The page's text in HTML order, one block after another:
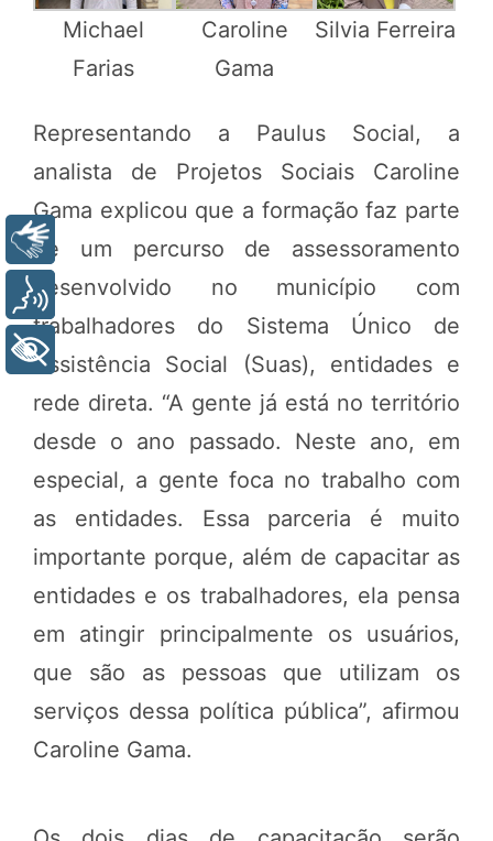
Michael
Farias
Caroline
Gama
Silvia Ferreira
Representando a Paulus Social, a
analista de Projetos Sociais Caroline
Gama explicou que a formação faz parte
de um percurso de assessoramento
desenvolvido no município com
trabalhadores do Sistema Único de
Assistência Social (Suas), entidades e
rede direta. “A gente já está no território
desde o ano passado. Neste ano, em
especial, a gente foca no trabalho com
as entidades. Essa parceria é muito
importante porque, além de capacitar as
entidades e os trabalhadores, ela pensa
em atingir principalmente os usuários,
que são as pessoas que utilizam os
serviços dessa política pública”, afirmou
Caroline Gama.
Libras
Voz
+ Acessibilidade